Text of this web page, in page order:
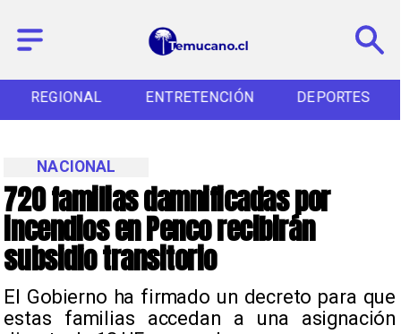
REGIONAL ENTRETENCIÓN DEPORTES
720 familias damnificadas por
incendios en Penco recibirán
subsidio transitorio
El Gobierno ha firmado un decreto para que
estas familias accedan a una asignación
NACIONAL